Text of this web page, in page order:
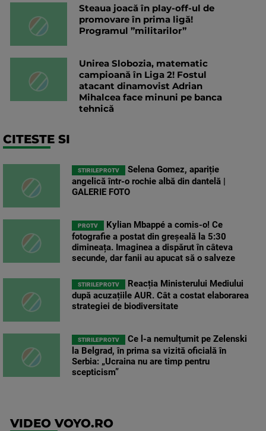
Steaua joacă în play-off-ul de
promovare în prima ligă!
Programul ”militarilor”
Unirea Slobozia, matematic
campioană în Liga 2! Fostul
atacant dinamovist Adrian
Mihalcea face minuni pe banca
tehnică
CITESTE SI
STIRILEPROTV
Selena Gomez, apariție
angelică într-o rochie albă din dantelă |
GALERIE FOTO
PROTV
Kylian Mbappé a comis-o! Ce
fotografie a postat din greșeală la 5:30
dimineața. Imaginea a dispărut în câteva
secunde, dar fanii au apucat să o salveze
STIRILEPROTV
Reacția Ministerului Mediului
după acuzațiile AUR. Cât a costat elaborarea
strategiei de biodiversitate
STIRILEPROTV
Ce l-a nemulțumit pe Zelenski
la Belgrad, în prima sa vizită oficială în
Serbia: „Ucraina nu are timp pentru
scepticism”
VIDEO VOYO.RO